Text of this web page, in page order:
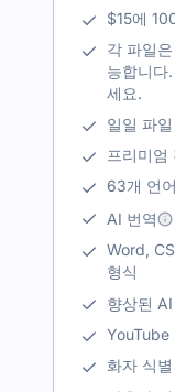
$15에
각 파일
능합니다
세요.
일일 파
프리미엄
63개 언
AI 번역
Word,
형식
향상된
YouTube
화자 식별